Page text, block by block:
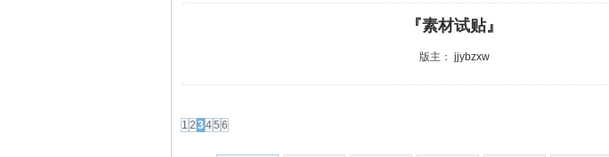
『素材试贴』
版主： jjybzxw
1 2 345 6